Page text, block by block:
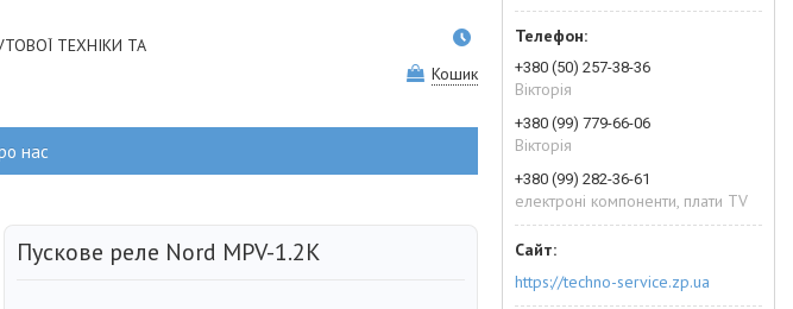
ТЕХНІКИ ТА
Кошик
нас
Пускове реле Nord MPV-1.2K
+380 (50) 257-38-36
Вікторія
+380 (99) 779-66-06
Вікторія
+380 (99) 282-36-61
електроні компоненти, плати TV
https://techno-service.zp.ua